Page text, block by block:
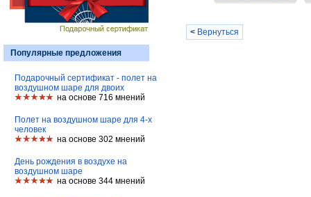
Популярные предложения
Подарочный сертификат - полет на
воздушном шаре для двоих
на основе 716 мнений
Полет на воздушном шаре для 4-х
человек
на основе 302 мнений
День рождения в воздухе на
воздушном шаре
на основе 344 мнений
< Вернуться